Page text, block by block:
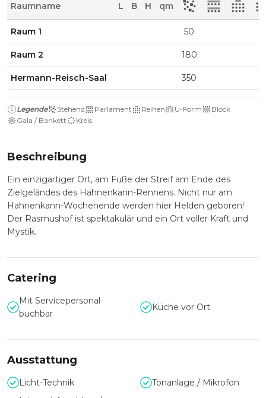
Raumname L B H qm
Raum 1 50
Raum 2 180
Hermann-Reisch-Saal 350
Legende Stehend Parlament Reihen U-Form
Block
Gala / Bankett
Kreis
Beschreibung
Ein einzigartiger Ort, am Fuße der Streif am Ende des
Zielgeländes des Hahnenkann-Rennens. Nicht nur am
Hahnenkann-Wochenende werden hier Helden geboren!
Der Rasmushof ist spektakulär und ein Ort voller Kraft und
Mystik.
Catering
Mit Servicepersonal
buchbar
Küche vor Ort
Ausstattung
Licht-Technik
Tonanlage / Mikrofon